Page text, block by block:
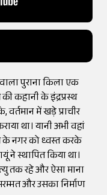
पुराना किला एक
कहानी के इंद्रप्रस्थ
वर्तमान में खड़े प्राचीर
था। यानी अभी वहां
के नगर को ध्वस्त करके
ने स्थापित किया था।
तक रहे और ऐसा माना
और उसका निर्माण